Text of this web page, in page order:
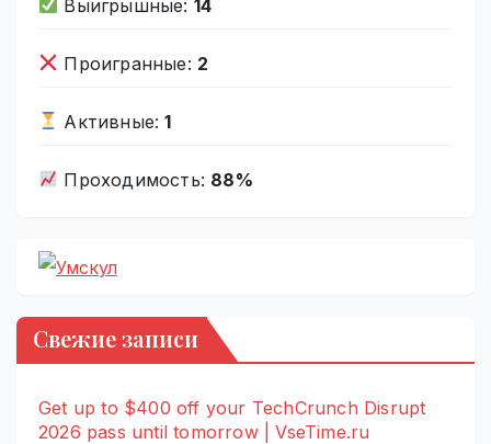
Выигрышные: 14
Проигранные: 2
Активные:1
Проходимость: 88%
Свежие записи
Get up to $400 off your TechCrunch Disrupt
2026 pass until tomorrow | VseTime.ru